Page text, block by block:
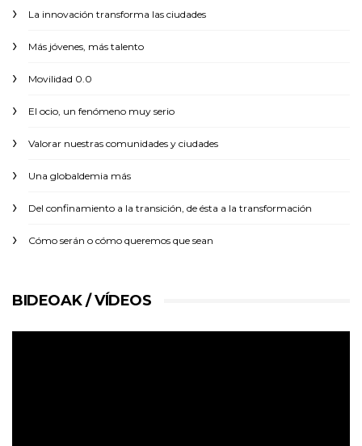
La innovación transforma las ciudades
Más jóvenes, más talento
Movilidad 0.0
El ocio, un fenómeno muy serio
Valorar nuestras comunidades y ciudades
Una globaldemia más
Del confinamiento a la transición, de ésta a la transformación
Cómo serán o cómo queremos que sean
BIDEOAK / VÍDEOS